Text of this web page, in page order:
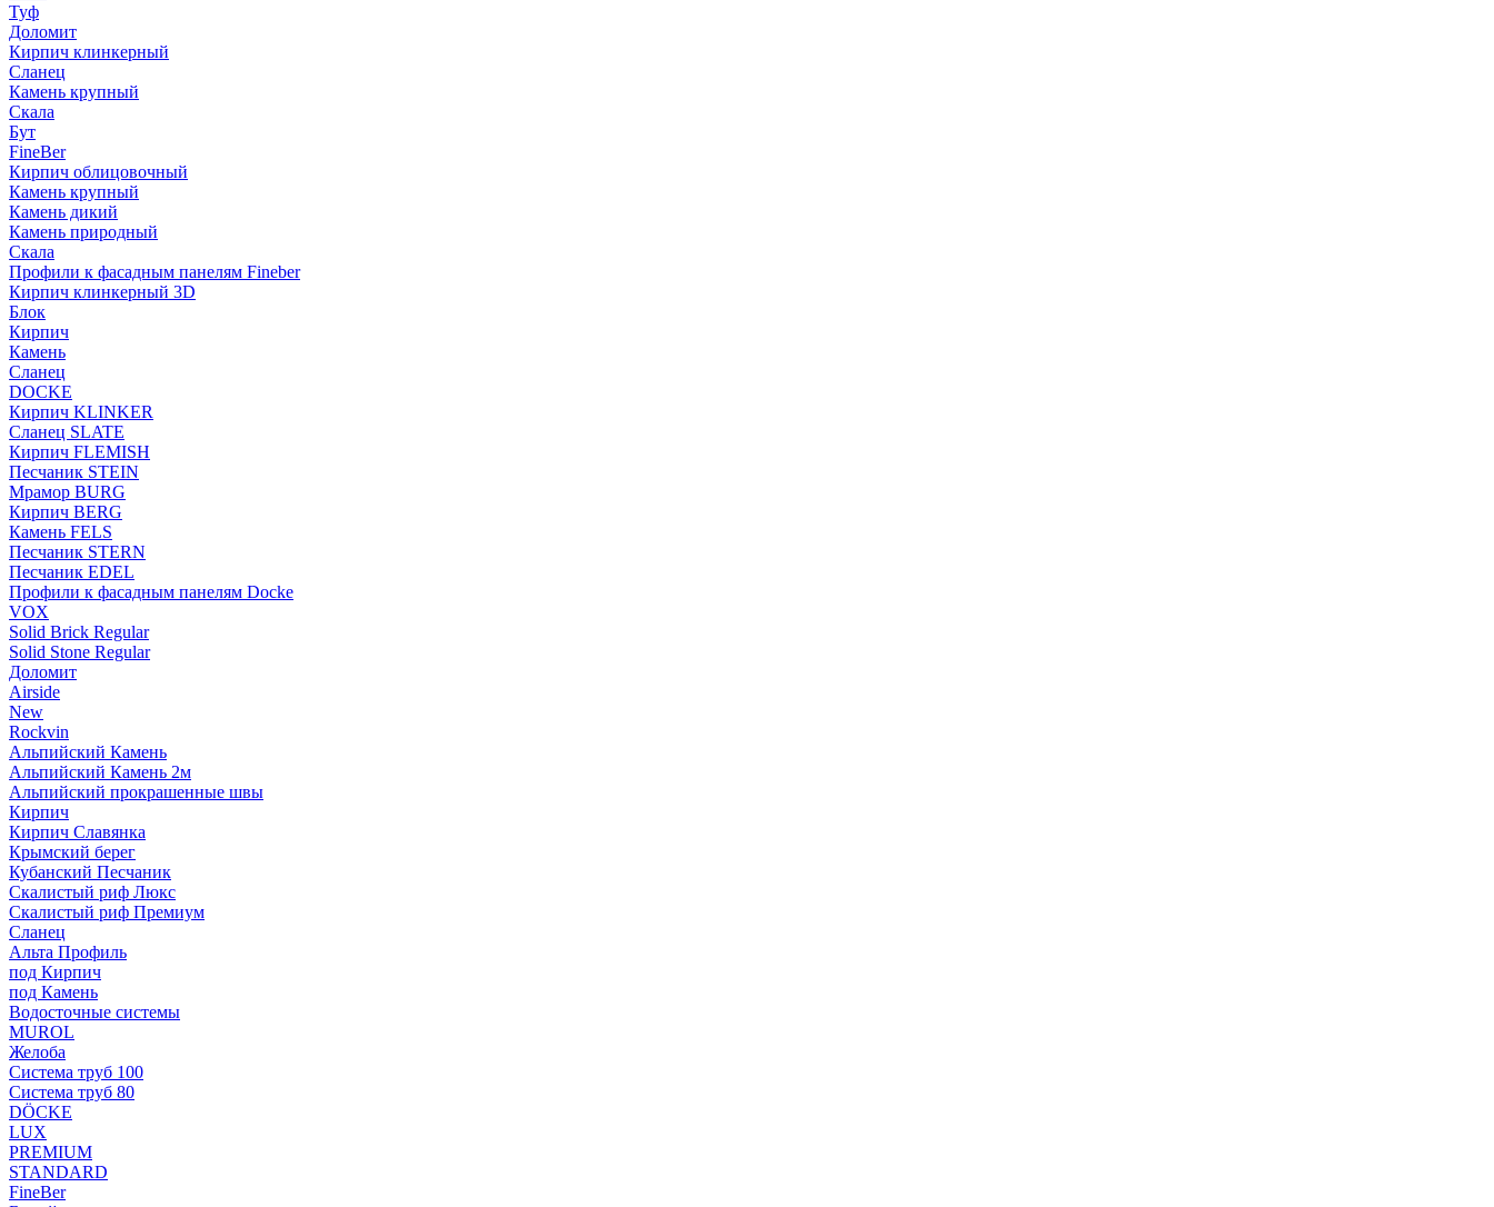
Туф
Доломит
Кирпич клинкерный
Сланец
Камень крупный
Скала
Бут
FineBer
Кирпич облицовочный
Камень крупный
Камень дикий
Камень природный
Скала
Профили к фасадным панелям Fineber
Кирпич клинкерный 3D
Блок
Кирпич
Камень
Сланец
DOCKE
Кирпич KLINKER
Сланец SLATE
Кирпич FLEMISH
Пес­ча­ник STEIN
Мрамор BURG
Кирпич BERG
Камень FELS
Пес­ча­ник STERN
Пес­ча­ник EDEL
Профили к фасадным панелям Docke
VOX
Solid Brick Regular
Solid Stone Regular
Доломит
Airside
New
Rockvin
Альпийский Камень
Альпийский Камень 2м
Альпийский прокрашенные швы
Кирпич
Кирпич Славянка
Крымский берег
Кубанский Песчаник
Скалистый риф Люкс
Скалистый риф Премиум
Сланец
Альта Профиль
под Кирпич
под Камень
Водосточные системы
MUROL
Желоба
Система труб 100
Система труб 80
DÖCKE
LUX
PREMIUM
STANDARD
FineBer